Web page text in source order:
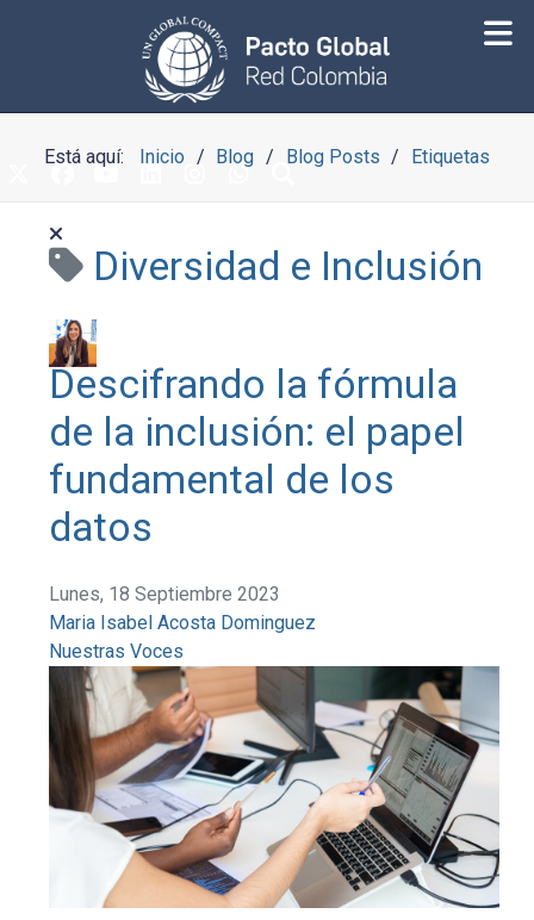
Está aquí: Inicio Blog Blog Posts Etiquetas
Diversidad e Inclusión
Descifrando la fórmula
de la inclusión: el papel
fundamental de los
datos
Lunes, 18 Septiembre 2023
Maria Isabel Acosta Dominguez
Nuestras Voces